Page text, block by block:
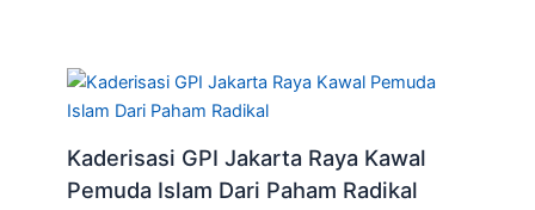
Kaderisasi GPI Jakarta Raya Kawal
Pemuda Islam Dari Paham Radikal